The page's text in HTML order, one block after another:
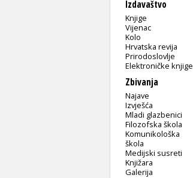
Izdavaštvo
Knjige
Vijenac
Kolo
Hrvatska revija
Prirodoslovlje
Elektroničke knjige
Zbivanja
Najave
Izvješća
Mladi glazbenici
Filozofska škola
Komunikološka
škola
Medijski susreti
Knjižara
Galerija